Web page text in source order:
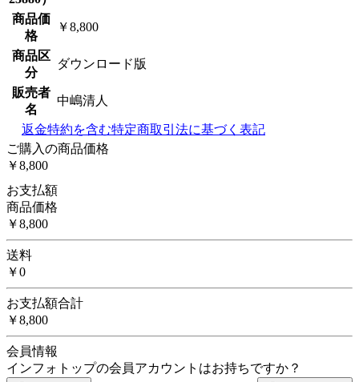
商品価
格
￥8,800
商品区
分
ダウンロード版
販売者
名
中嶋清人
返金特約を含む特定商取引法に基づく表記
ご購入の商品価格
￥8,800
お支払額
商品価格
￥8,800
送料
￥0
お支払額合計
￥8,800
会員情報
インフォトップの会員アカウントはお持ちですか？